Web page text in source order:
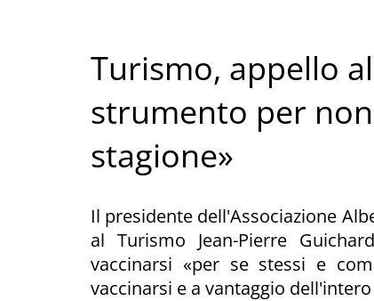
Turismo, appello
strumento per
stagione»
Il presidente dell'Associazione
al Turismo Jean-Pierre
vaccinarsi «per se stessi e
vaccinarsi e a vantaggio